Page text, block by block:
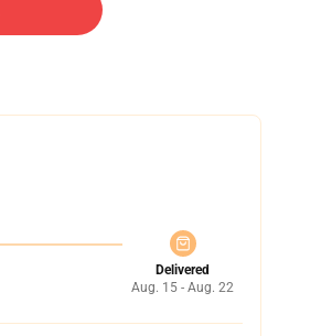
Delivered
Aug. 15 - Aug. 22